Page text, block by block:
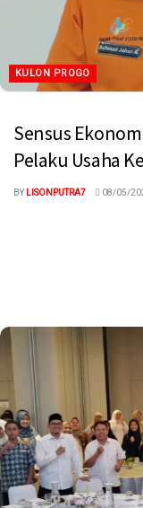
KULON PROGO
Sensus
Pelaku Usaha
BY LISONPUTRA7 08/05/